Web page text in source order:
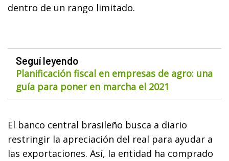
dentro de un rango limitado.
Seguí leyendo
Planificación fiscal en empresas de agro: una
guía para poner en marcha el 2021
El banco central brasileño busca a diario
restringir la apreciación del real para ayudar a
las exportaciones. Así, la entidad ha comprado